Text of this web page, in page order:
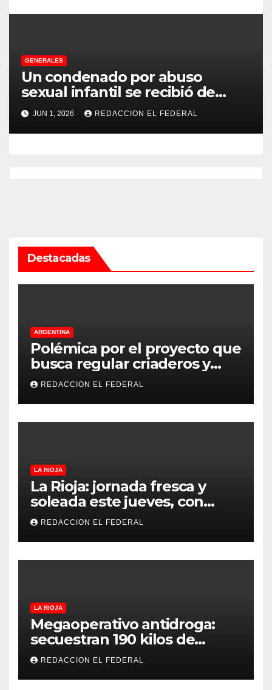
GENERALES
Un condenado por abuso
sexual infantil se recibió de
psicopedagogo dentro del
Servicio Penitenciario de La
Rioja
JUN 1, 2026 REDACCION EL FEDERAL
Destacadas
ARGENTINA
Polémica por el proyecto que
busca regular criaderos y
refugios de perros y gatos:
denuncian excesos, mientras
proteccionistas reclaman
controles más duros
REDACCION EL FEDERAL
LA RIOJA
La Rioja: jornada fresca y
soleada este jueves, con
temperaturas estables para
el viernes
REDACCION EL FEDERAL
LA RIOJA
Megaoperativo antidroga:
secuestran 190 kilos de
marihuana que tenían como
destino La Rioja y Catamarca
REDACCION EL FEDERAL